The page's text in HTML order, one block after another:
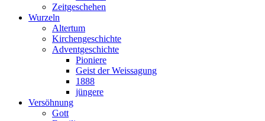
Zeitgeschehen
Wurzeln
Altertum
Kirchengeschichte
Adventgeschichte
Pioniere
Geist der Weissagung
1888
jüngere
Versöhnung
Gott